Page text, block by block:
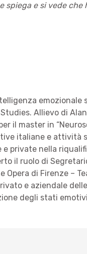
e si vede
Allievo di Alan
il master in
italiane e attività
private nella
il ruolo di
di Firenze –
e aziendale
degli stati